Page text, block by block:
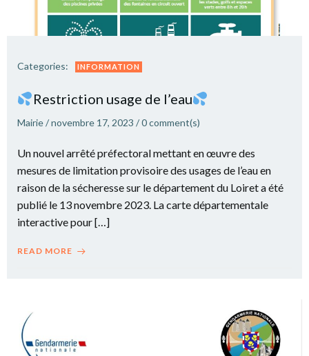
Categories: INFORMATION
Restriction usage de l’eau
Mairie/novembre 17, 2023 /0comment(s)
Un nouvel arrêté préfectoral mettant en œuvre des
mesures de limitation provisoire des usages de l’eau en
raison de la sécheresse sur le département du Loiret a été
publié le 13 novembre 2023. La carte départementale
interactive pour […]
READ MORE